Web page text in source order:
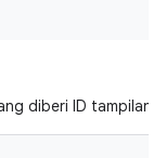
diberi ID tampilan.